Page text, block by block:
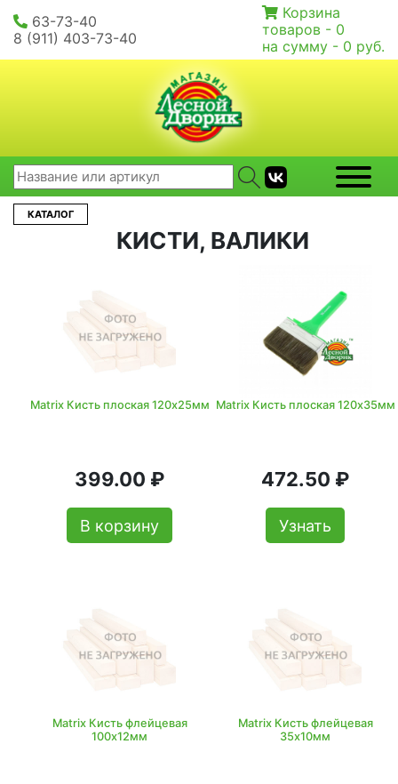
63-73-40
8 (911) 403-73-40
Корзина
товаров - 0
на сумму - 0 руб.
КАТАЛОГ
КИСТИ, ВАЛИКИ
Matrix Кисть плоская 120х25мм
399.00 ₽
В корзину
Matrix Кисть плоская 120х35мм
472.50 ₽
Узнать
Matrix Кисть флейцевая
100х12мм
Matrix Кисть флейцевая
35х10мм